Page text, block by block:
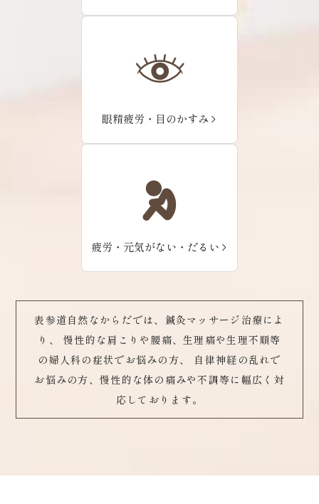
眼精疲労・目のかすみ
疲労・元気がない・だるい
表参道自然なからだでは、鍼灸マッサージ治療によ
り、
慢性的な肩こりや腰痛、生理痛や生理不順等
の婦人科の症状でお悩みの方、
自律神経の乱れで
お悩みの方、慢性的な体の痛みや不調等に幅広く対
応しております。